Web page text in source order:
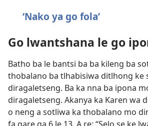
‘Nako ya go fola’
Go lwantshana le go
Batho ba le bantsi ba ba kileng ba
thobalano ba tlhabisiwa ditlhong ke
diragaletseng. Ba ka nna ba ipona
diragaletseng. Akanya ka Karen wa
o neng a sotliwa ka thobalano mo